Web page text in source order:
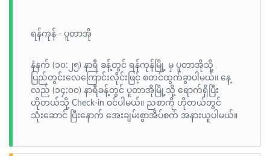
ရန်ကုန် - ပူတာအို
နံနက် (၁၀:၂၅) နာရီ ခန့်တွင် ရန်ကုန်မြို့ မှ ပူတာအိုသို့
ပြည်တွင်းလေကြောင်းလိုင်းဖြင့် စတင်ထွက်ခွာပါမယ်။ နေ့
လည် (၁၄:၀၀) နာရီခန့်တွင် ပူတာအိုမြို့သို့ ရောက်ရှိပြီး
ဟိုတယ်သို့ Check-in ဝင်ပါမယ်။ ညစာကို ဟိုတယ်တွင်
သုံးဆောင် ပြီးနောက် အေးချမ်းစွာအိပ်စက် အနားယူပါမယ်။